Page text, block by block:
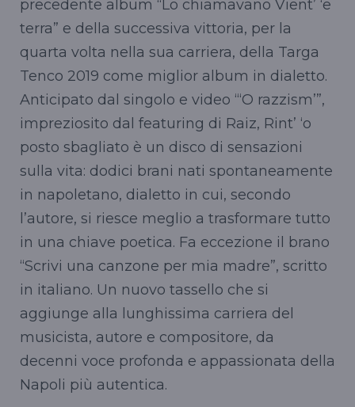
precedente album “Lo chiamavano Vient’ ‘e
terra” e della successiva vittoria, per la
quarta volta nella sua carriera, della Targa
Tenco 2019 come miglior album in dialetto.
Anticipato dal singolo e video “‘O razzism’”,
impreziosito dal featuring di Raiz, Rint’ ‘o
posto sbagliato è un disco di sensazioni
sulla vita: dodici brani nati spontaneamente
in napoletano, dialetto in cui, secondo
l’autore, si riesce meglio a trasformare tutto
in una chiave poetica. Fa eccezione il brano
“Scrivi una canzone per mia madre”, scritto
in italiano. Un nuovo tassello che si
aggiunge alla lunghissima carriera del
musicista, autore e compositore, da
decenni voce profonda e appassionata della
Napoli più autentica.